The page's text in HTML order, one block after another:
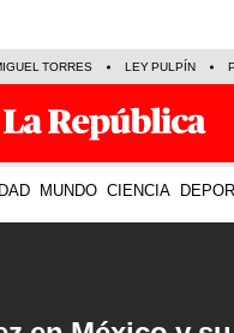
TORRES LEY PULPÍN
MUNDO CIENCIA